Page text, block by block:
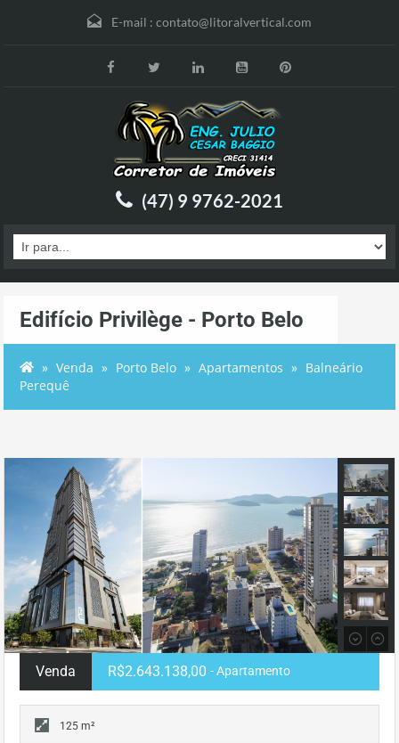
E-mail : contato@litoralvertical.com
(47) 9 9762-2021
Edifício Privilège - Porto Belo
Venda Porto Belo Apartamentos
Balneário
Perequê
Venda R$2.643.138,00 - Apartamento
125 m²